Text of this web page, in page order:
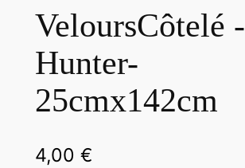
VeloursCôtelé -
Hunter-
25cmx142cm
4,00 €